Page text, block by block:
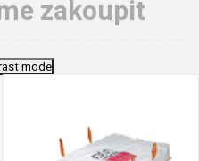
zakoupit
mode